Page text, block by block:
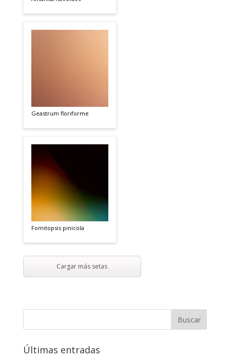
Geastrum floriforme
Fomitopsis pinicola
Cargar más setas
Últimas entradas